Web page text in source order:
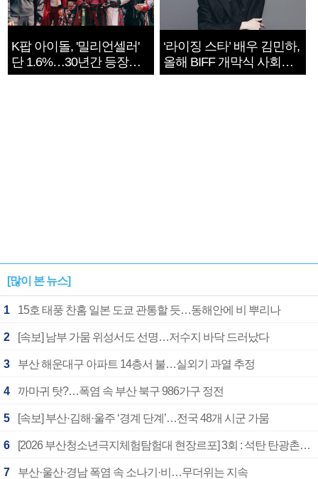
K팝 아이돌, '밀리언셀러'
단 1.6%…30년간 등장
1182개팀 전수조사
‘라이징 스타’ 배우 김민하,
올해 BIFF 개막식 사회자
확정
[많이 본 뉴스]
1 15호 태풍 찬홈 일본 도쿄 관통할 듯…동해안에 비 뿌리나
2 [속보] 남부 가뭄 위성서도 선명…저수지 바닥 드러났다
3 부산 해운대구 아파트 14층서 불…실외기 과열 추정
4 까마귀 탓?…폭염 속 부산 북구 986가구 정전
5 [속보] 부산·김해·울주 ‘경계 단계’…전국 48개 시군 가뭄
6 [2026 부산청소년극지체험탐험대 현장르포] 3회 : 석탄 탄광촌에서 북극 연구의 중심지로
7 부산·울산·경남 폭염 속 소나기·비…무더위는 지속